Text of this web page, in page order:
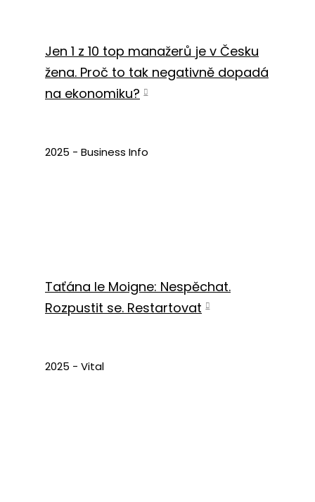
Jen 1 z 10 top manažerů je v Česku
žena. Proč to tak negativně dopadá
na ekonomiku?
2025 - Business Info
Taťána le Moigne: Nespěchat.
Rozpustit se. Restartovat
2025 - Vital